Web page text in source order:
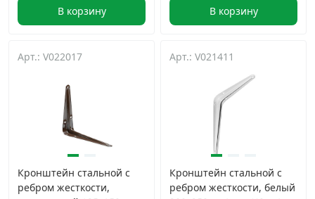
В корзину В корзину
Арт.: V022017
Кронштейн стальной с
ребром жесткости,
Арт.: V021411
Кронштейн стальной с
ребром жесткости, белый